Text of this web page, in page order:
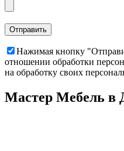
Нажимая кнопку
отношении обработки
на обработку своих
Мастер Мебель в